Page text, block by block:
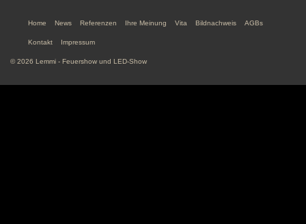
Home News Referenzen Ihre Meinung Vita Bildnachweis AGBs
Kontakt Impressum
© 2026 Lemmi - Feuershow und LED-Show